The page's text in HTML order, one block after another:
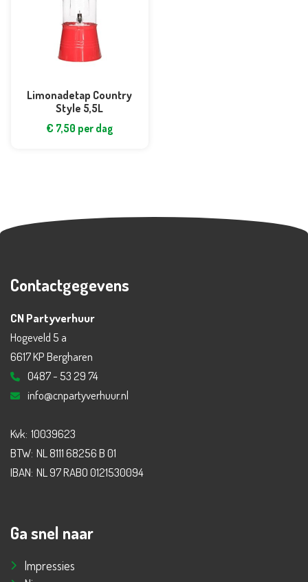
Limonadetap Country
Style 5,5L
€ 7,50 per dag
Contactgegevens
CN Partyverhuur
Hogeveld 5 a
6617 KP Bergharen
0487 - 53 29 74
info@cnpartyverhuur.nl
Kvk: 10039623
BTW: NL 8111 68256 B 01
IBAN: NL 97 RABO 0121530094
Ga snel naar
Impressies